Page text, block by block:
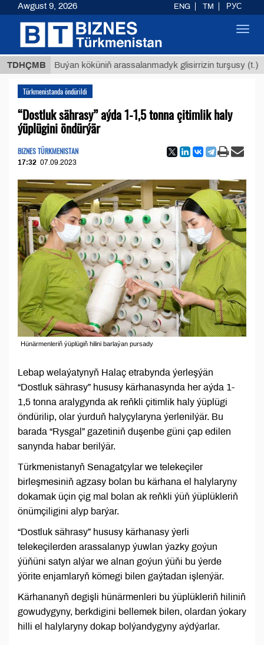
TDHÇMBBuýan köküniň arassalanmadyk glisirrizin turşusy (t.)
Türkmenistanda öndürildi
“Dostluk sährasy” aýda 1-1,5 tonna çitimlik haly
ýüplügini öndürýär
BIZNES TÜRKMENISTAN
17:32 07.09.2023
Hünärmenleriň ýüplügiň hilini barlaýan pursady
Lebap welaýatynyň Halaç etrabynda ýerleşýän
“Dostluk sährasy” hususy kärhanasynda her aýda 1-
1,5 tonna aralygynda ak reňkli çitimlik haly ýüplügi
öndürilip, olar ýurduň halyçylaryna ýerlenilýär. Bu
barada “Rysgal” gazetiniň duşenbe güni çap edilen
sanynda habar berilýär.
Türkmenistanyň Senagatçylar we telekeçiler
birleşmesiniň agzasy bolan bu kärhana el halylaryny
dokamak üçin çig mal bolan ak reňkli ýüň ýüplükleriň
önümçiligini alyp barýar.
“Dostluk sährasy” hususy kärhanasy ýerli
telekeçilerden arassalanyp ýuwlan ýazky goýun
ýüňüni satyn alýar we alnan goýun ýüňi bu ýerde
ýörite enjamlaryň kömegi bilen gaýtadan işlenýär.
Kärhananyň degişli hünärmenleri bu ýüplükleriň hiliniň
gowudygyny, berkdigini bellemek bilen, olardan ýokary
hilli el halylaryny dokap bolýandygyny aýdýarlar.
Awgust 9, 2026 ENG TM РУС